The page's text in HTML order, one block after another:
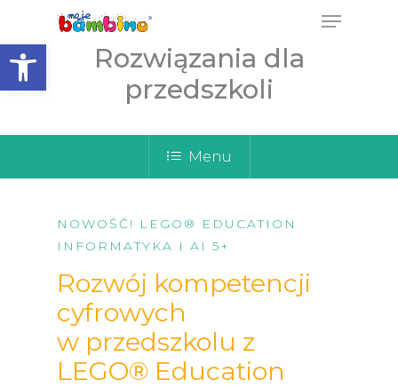
Open toolbarRozwiązania dla
przedszkoli
Menu
NOWOŚĆ! LEGO® EDUCATION
INFORMATYKA I AI 5+
Rozwój kompetencji
cyfrowych
w przedszkolu z
LEGO® Education